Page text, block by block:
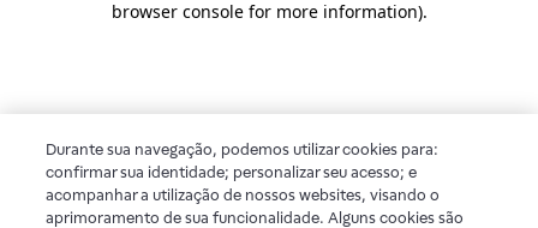
browser console for more information).
Durante sua navegação, podemos utilizar cookies para:
confirmar sua identidade; personalizar seu acesso; e
acompanhar a utilização de nossos websites, visando o
aprimoramento de sua funcionalidade. Alguns cookies são